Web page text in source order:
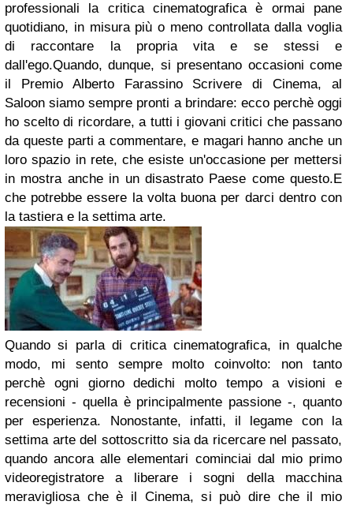
professionali la critica cinematografica è ormai pane
quotidiano, in misura più o meno controllata dalla voglia
di raccontare la propria vita e se stessi e
dall'ego.Quando, dunque, si presentano occasioni come
il Premio Alberto Farassino Scrivere di Cinema, al
Saloon siamo sempre pronti a brindare: ecco perchè oggi
ho scelto di ricordare, a tutti i giovani critici che passano
da queste parti a commentare, e magari hanno anche un
loro spazio in rete, che esiste un'occasione per mettersi
in mostra anche in un disastrato Paese come questo.E
che potrebbe essere la volta buona per darci dentro con
la tastiera e la settima arte.
Quando si parla di critica cinematografica, in qualche
modo, mi sento sempre molto coinvolto: non tanto
perchè ogni giorno dedichi molto tempo a visioni e
recensioni - quella è principalmente passione -, quanto
per esperienza. Nonostante, infatti, il legame con la
settima arte del sottoscritto sia da ricercare nel passato,
quando ancora alle elementari cominciai dal mio primo
videoregistratore a liberare i sogni della macchina
meravigliosa che è il Cinema, si può dire che il mio